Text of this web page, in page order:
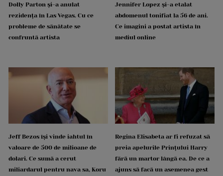
Dolly Parton și-a anulat
rezidența în Las Vegas. Cu ce
probleme de sănătate se
confruntă artista
Jennifer Lopez și-a etalat
abdomenul tonifiat la 56 de ani.
Ce imagini a postat artista în
mediul online
Jeff Bezos își vinde iahtul în
valoare de 500 de milioane de
dolari. Ce sumă a cerut
miliardarul pentru nava sa, Koru
Regina Elisabeta ar fi refuzat să
preia apelurile Prințului Harry
fără un martor lângă ea. De ce a
ajuns să facă un asemenea gest